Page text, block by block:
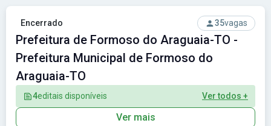
Encerrado 35vagas
Prefeitura de Formoso do Araguaia-TO -
Prefeitura Municipal de Formoso do
Araguaia-TO
4editais disponíveis Ver todos +
Ver mais